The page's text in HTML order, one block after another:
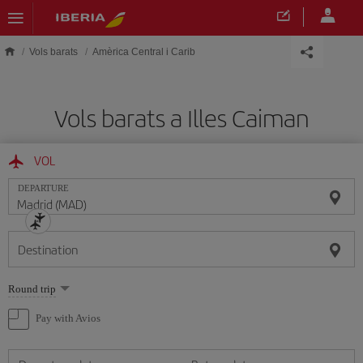
Skip to main content
Vols barats Amèrica Central i Carib
Vols barats a Illes Caiman
VOL
DEPARTURE
Destination
Select
one
option
Round trip
Pay with Avios